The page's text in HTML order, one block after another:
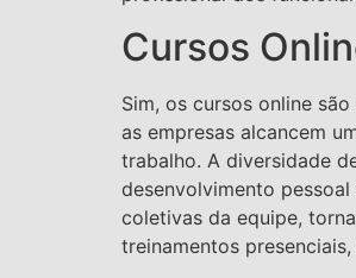
Cursos
Sim, os cursos online
as empresas alcancem
trabalho. A diversidade
desenvolvimento
coletivas da equipe,
treinamentos